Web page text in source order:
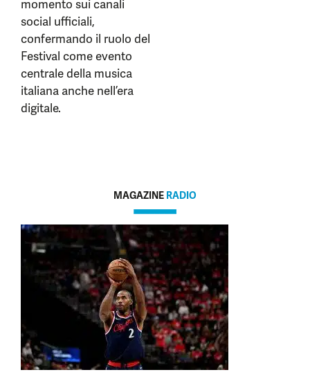
momento sui canali
social ufficiali,
confermando il ruolo del
Festival come evento
centrale della musica
italiana anche nell’era
digitale.
MAGAZINE RADIO